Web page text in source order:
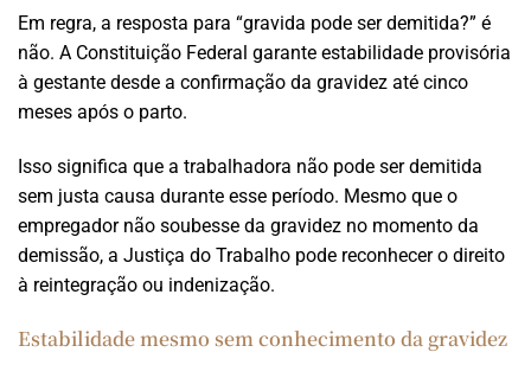
Em regra, a resposta para “gravida pode ser demitida?” é
não. A Constituição Federal garante estabilidade provisória
à gestante desde a confirmação da gravidez até cinco
meses após o parto.
Isso significa que a trabalhadora não pode ser demitida
sem justa causa durante esse período. Mesmo que o
empregador não soubesse da gravidez no momento da
demissão, a Justiça do Trabalho pode reconhecer o direito
à reintegração ou indenização.
Estabilidade mesmo sem conhecimento da gravidez